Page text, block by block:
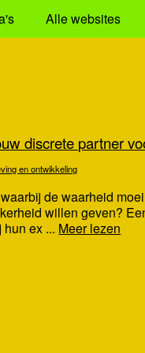
Alle websites
discrete partner
en ontwikkeling
de waarheid
willen geven?
ex ... Meer lezen